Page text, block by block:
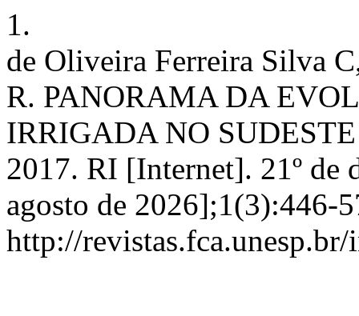
1.
de Oliveira Ferreira Silva
R. PANORAMA DA
IRRIGADA NO
2017. RI [Internet]. 21º de
agosto de 2026];1(3):446-
http://